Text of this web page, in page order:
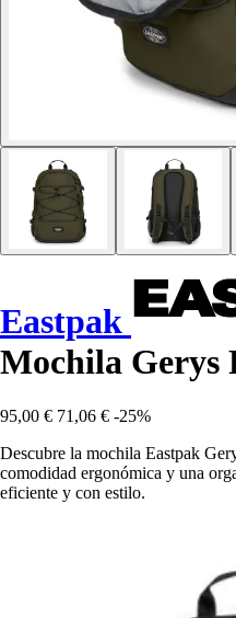
Eastpak
Mochila Gerys
95,00 € 71,06 € -25%
Descubre la mochila Eastpak
comodidad ergonómica y una
eficiente y con estilo.